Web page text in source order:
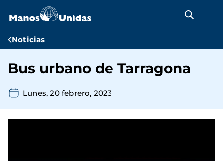
contenido
Ruta
navegación
Noticias
Bus urbano de Tarragona
Lunes, 20 febrero, 2023